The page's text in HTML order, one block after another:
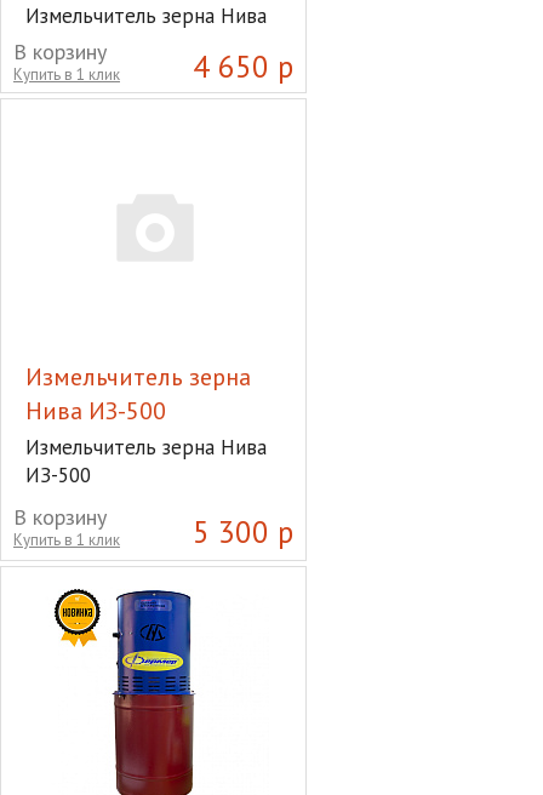
Измельчитель зерна Нива
ИЗ-350К, 1,3кВт, 300кг/час,
бункер 10,2л
4 650 р
В корзину
Купить в 1 клик
Измельчитель зерна
Нива ИЗ-500
Измельчитель зерна Нива
ИЗ-500
5 300 р
В корзину
Купить в 1 клик